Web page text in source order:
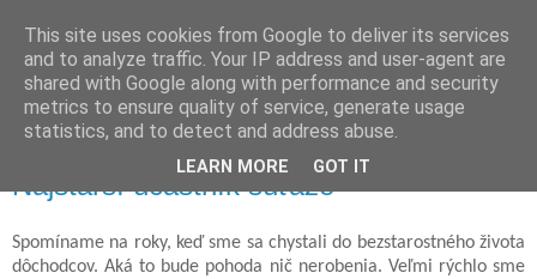
Gabriela Wenzlová
obyvateľka Rendeza
Najstarší účastník súťaže
Spomíname na roky, keď sme sa chystali do bezstarostného života
dôchodcov. Aká to bude pohoda nič nerobenia. Veľmi rýchlo sme
This site uses cookies from Google to deliver its services
and to analyze traffic. Your IP address and user-agent are
shared with Google along with performance and security
metrics to ensure quality of service, generate usage
statistics, and to detect and address abuse.
LEARN MORE GOT IT